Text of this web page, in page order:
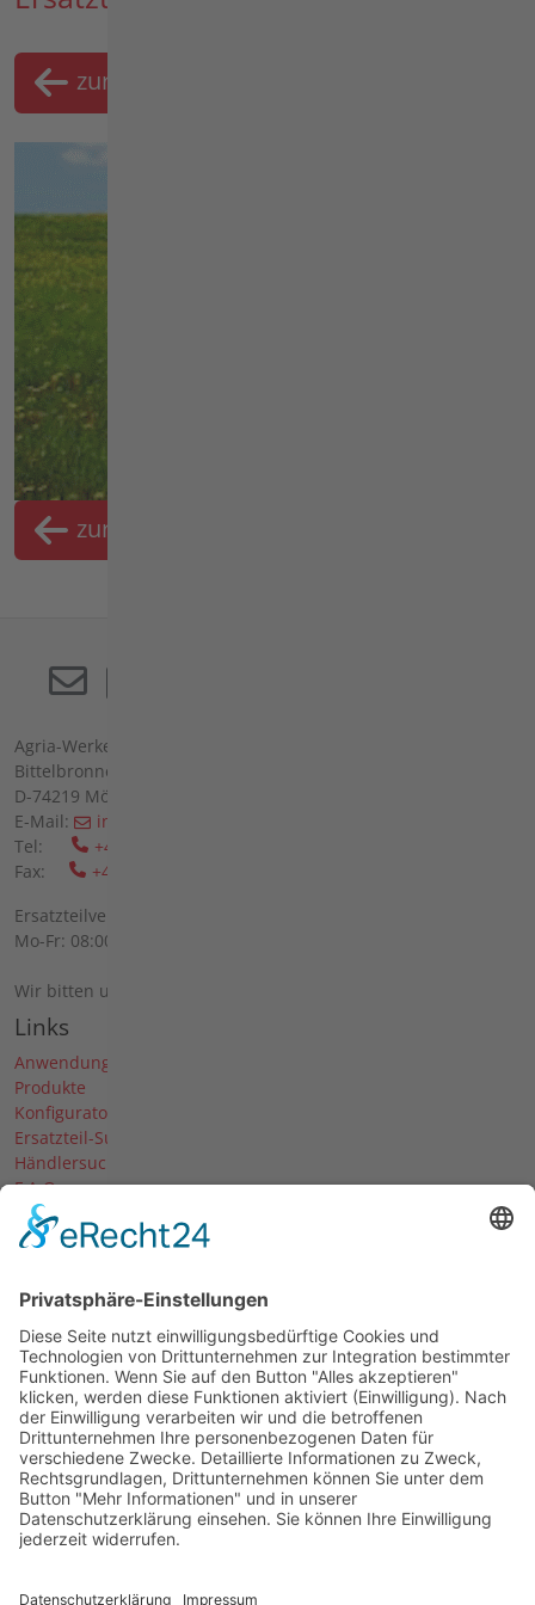
zurück
zurück
Agria-Werke GmbH
Bittelbronner Str. 42
D-74219 Möckmühl
E-Mail:
info(at)agria(dot)de
Tel:
+49 6298 39-0
Fax:
+49 6298 39-111
Ersatzteilverkauf vor Ort:
Mo-Fr: 08:00 - 12:00 Uhr und 13:00 - 16:00 Uhr
Wir bitten um telefonische Anmeldung.
Links
Anwendungen
Produkte
Konfigurator
Ersatzteil-Suche
Händlersuche
F.A.Q.
Downloads
Forum
Unternehmen
Über uns
News
Termine & Messen
Karriere
Historie